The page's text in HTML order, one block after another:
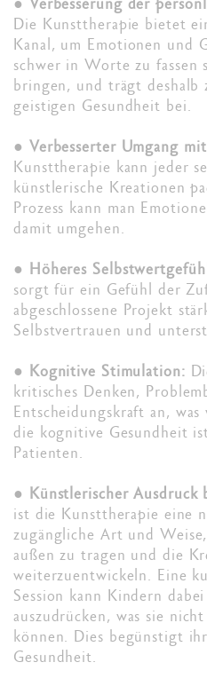
Die Kunsttherapie bietet
Kanal, um Emotionen und
schwer in Worte zu fassen
bringen, und trägt deshalb
geistigen Gesundheit bei.
● Verbesserter Umgang
Kunsttherapie kann jeder
künstlerische Kreationen
Prozess kann man
damit umgehen.
● Höheres
sorgt für ein Gefühl der
abgeschlossene Projekt
Selbstvertrauen und
● Kognitive Stimulation:
kritisches Denken,
Entscheidungskraft an,
die kognitive Gesundheit
Patienten.
● Künstlerischer Ausdruck
ist die Kunsttherapie eine
zugängliche Art und
außen zu tragen und die
weiterzuentwickeln. Eine
Session kann Kindern
auszudrücken, was sie
können. Dies begünstigt
Gesundheit.